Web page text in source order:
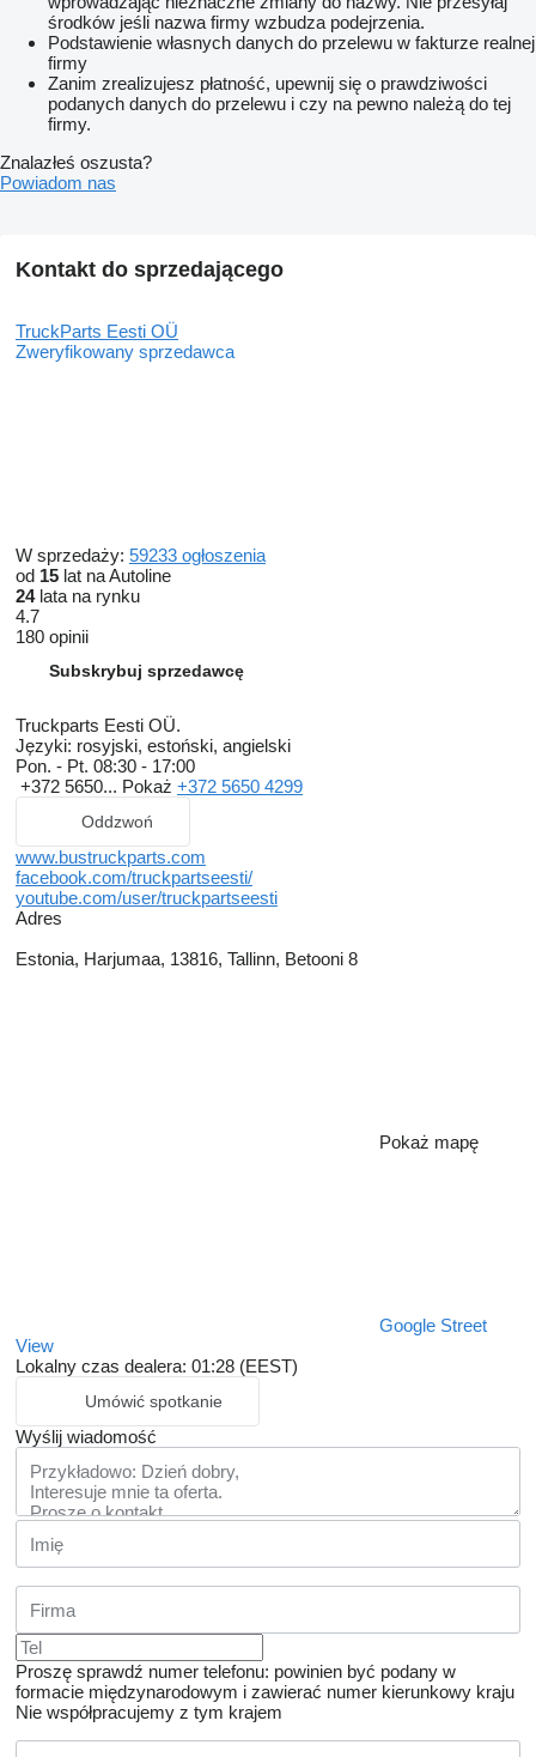
środków jeśli nazwa firmy wzbudza podejrzenia.
Podstawienie własnych danych do przelewu w fakturze realnej
firmy
Zanim zrealizujesz płatność, upewnij się o prawdziwości
podanych danych do przelewu i czy na pewno należą do tej
firmy.
Znalazłeś oszusta?
Powiadom nas
Kontakt do sprzedającego
TruckParts Eesti OÜ
Zweryfikowany sprzedawca
W sprzedaży: 59233 ogłoszenia
od 15 lat na Autoline
24lata na rynku
4.7
180 opinii
Subskrybuj sprzedawcę
Truckparts Eesti OÜ.
Języki: rosyjski, estoński, angielski
Pon. - Pt. 08:30 - 17:00
+372 5650... Pokaż +372 5650 4299
Oddzwoń
www.bustruckparts.com
facebook.com/truckpartseesti/
youtube.com/user/truckpartseesti
Adres
Estonia, Harjumaa, 13816, Tallinn, Betooni 8
Pokaż mapę
Google Street
View
Lokalny czas dealera: 01:28 (EEST)
Umówić spotkanie
Wyślij wiadomość
Proszę sprawdź numer telefonu: powinien być podany w
formacie międzynarodowym i zawierać numer kierunkowy kraju
Nie współpracujemy z tym krajem